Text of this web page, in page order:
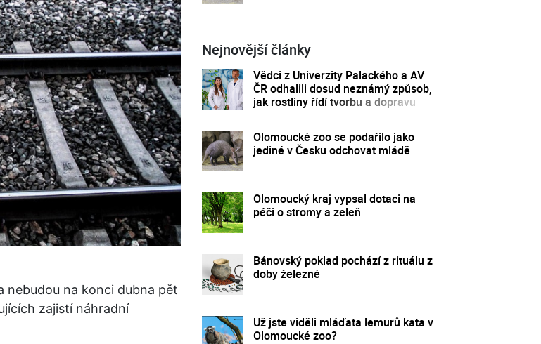
nebudou na konci dubna pět
zajistí náhradní
Nejnovější články
Vědci z Univerzity Palackého a AV
ČR odhalili dosud neznámý způsob,
jak rostliny řídí tvorbu a dopravu
Olomoucké zoo se podařilo jako
jediné v Česku odchovat mládě
Olomoucký kraj vypsal dotaci na
péči o stromy a zeleň
Bánovský poklad pochází z rituálu z
doby železné
Už jste viděli mláďata lemurů kata v
Olomoucké zoo?